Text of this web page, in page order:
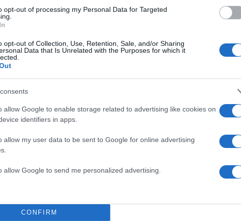
opt-out of processing my Personal Data for Targeted
opt-out of Collection, Use, Retention, Sale, and/or Sharing
Data that Is Unrelated with the Purposes for which it
allow Google to enable storage related to advertising like cookies on
identifiers in apps.
allow my user data to be sent to Google for online advertising
allow Google to send me personalized advertising.
CONFIRM
το κοκτέιλ 2 συστατικών του Τομ
με
και ολοκληρώνουμε με μια γενναιόδωρη δόση, καλή